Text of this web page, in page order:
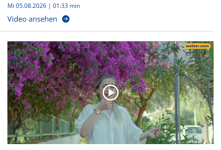
Mi 05.08.2026 | 01:33 min
Video ansehen